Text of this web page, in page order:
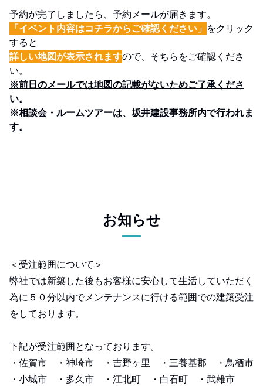
予約が完了しましたら、予約メールが届きます。
「イベント内容はコチラからご確認ください」 をクリック
すると
詳しい地図が表示されますので、そちらをご確認くださ
い。
※前日のメールでは地図の記載がないためご了承くださ
い。
※相談会・ルームツアーは、坂井建設事務所内で行われま
す。
お知らせ
＜受注範囲について＞
弊社では新築した後もお客様に安心して生活していただく
為に５０分以内でメンテナンスに行ける範囲での建築受注
をしております。
下記が受注範囲となっております。
・佐賀市 ・神埼市 ・吉野ヶ里 ・三養基郡 ・鳥栖市
・小城市 ・多久市 ・江北町 ・白石町 ・武雄市